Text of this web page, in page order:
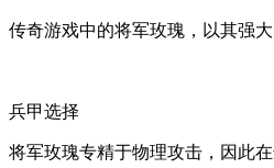
传奇游戏中的将军玫瑰，以其强
兵甲选择
将军玫瑰专精于物理攻击，因此